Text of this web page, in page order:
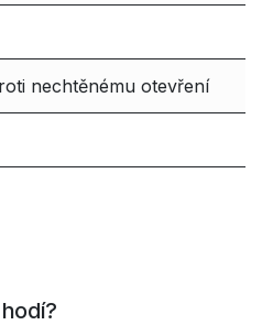
nechtěnému otevření